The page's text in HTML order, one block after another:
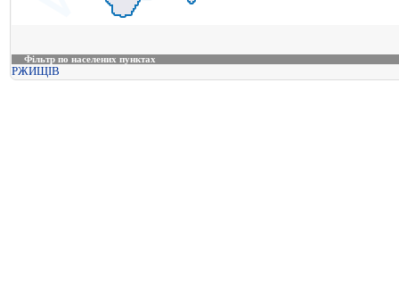
Фільтр по населених пунктах
РЖИЩІВ